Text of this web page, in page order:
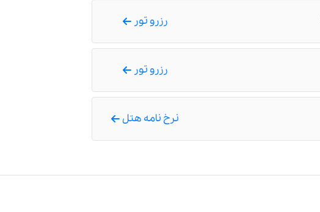
رزرو تور
رزرو تور
نرخ نامه هتل ×